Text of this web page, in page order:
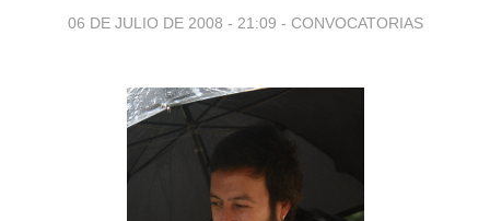
06 DE JULIO DE 2008 - 21:09 - CONVOCATORIAS